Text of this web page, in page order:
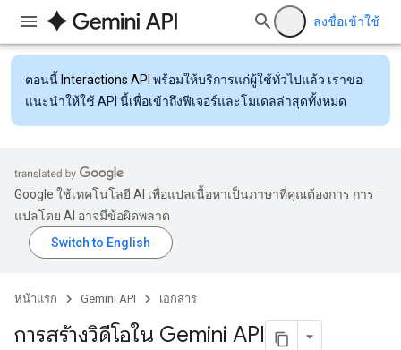
ลงชื่อเข้าใช้
ตอนนี้ Interactions API พร้อมให้บริการแก่ผู้ใช้ทั่วไปแล้ว เราขอ
แนะนำให้ใช้ API นี้เพื่อเข้าถึงฟีเจอร์และโมเดลล่าสุดทั้งหมด
Google ใช้เทคโนโลยี AI เพื่อแปลเนื้อหาเป็นภาษาที่คุณต้องการ การ
แปลโดย AI อาจมีข้อผิดพลาด
หน้าแรก Gemini API เอกสาร
การสร้างวิดีโอใน Gemini API